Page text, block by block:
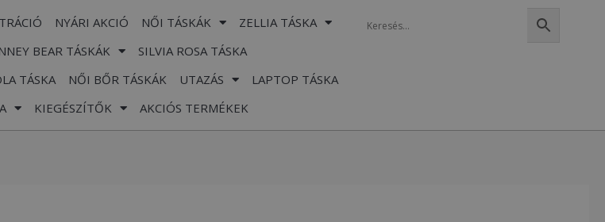
NYÁRI AKCIÓ NŐI TÁSKÁK
ZELLIA TÁSKA
BEAR TÁSKÁK
SILVIA ROSA TÁSKA
TÁSKA NŐI BŐR TÁSKÁK UTAZÁS
LAPTOP TÁSKA
KIEGÉSZÍTŐK AKCIÓS TERMÉKEK